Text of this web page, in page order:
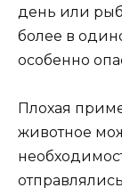
день или
более в
особенно
Плохая
животное